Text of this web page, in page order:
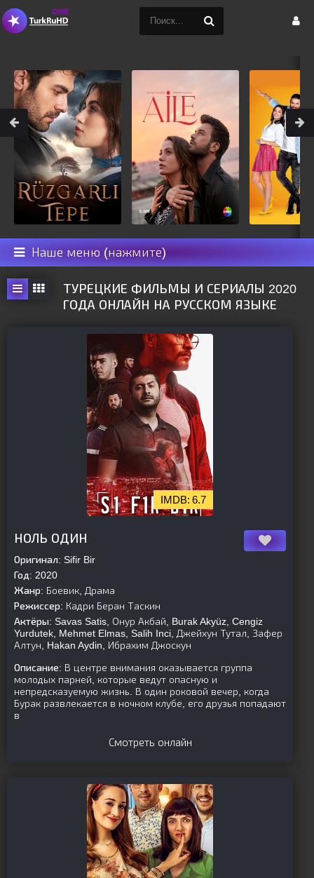
Наше меню (нажмите)
ТУРЕЦКИЕ ФИЛЬМЫ И СЕРИАЛЫ 2020
ГОДА ОНЛАЙН НА РУССКОМ ЯЗЫКЕ
6.7
НОЛЬ ОДИН
Оригинал: Sifir Bir
Год: 2020
Жанр: Боевик, Драма
Режиссер: Кадри Беран Таскин
Актёры: Savas Satis, Онур Акбай, Burak Akyüz, Cengiz
Yurdutek, Mehmet Elmas, Salih Inci, Джейхун Тутал, Зафер
Алтун, Hakan Aydin, Ибрахим Джоскун
Описание: В центре внимания оказывается группа
молодых парней, которые ведут опасную и
непредсказуемую жизнь. В один роковой вечер, когда
Бурак развлекается в ночном клубе, его друзья попадают
в
Смотреть онлайн